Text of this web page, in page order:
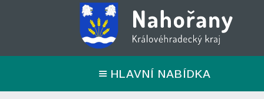
HLAVNÍ NABÍDKA